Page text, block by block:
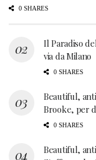
0 SHARES
Il Paradiso
via da Milano
0 SHARES
Beautiful,
Brooke, per
0 SHARES
Beautiful,